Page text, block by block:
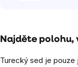
Najděte polohu,
Turecký sed je pouze